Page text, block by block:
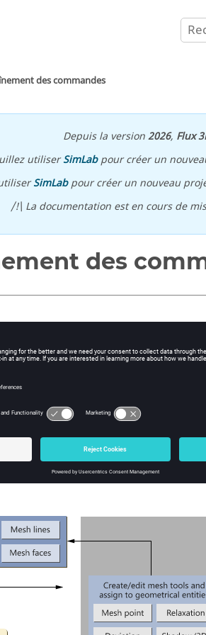
des commandes
Depuis la version2026, Flux
utiliserSimLabpour créer un
SimLabpour créer un nouveau
/!\ La documentation est en cours de
des
maillage, l'enchaînement logique des